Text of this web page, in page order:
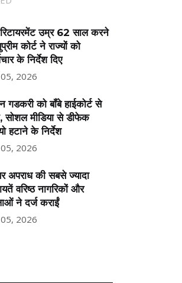
उम्र 62 साल करने
कोर्ट ने राज्यों को
के निर्देश दिए
2026
गडकरी को बॉंबे हाईकोर्ट से
सोशल मीडिया से डीफेक
हटाने के निर्देश
2026
अपराध की सबसे ज्यादा
वरिष्ठ नागरिकों और
ने दर्ज कराईं
2026